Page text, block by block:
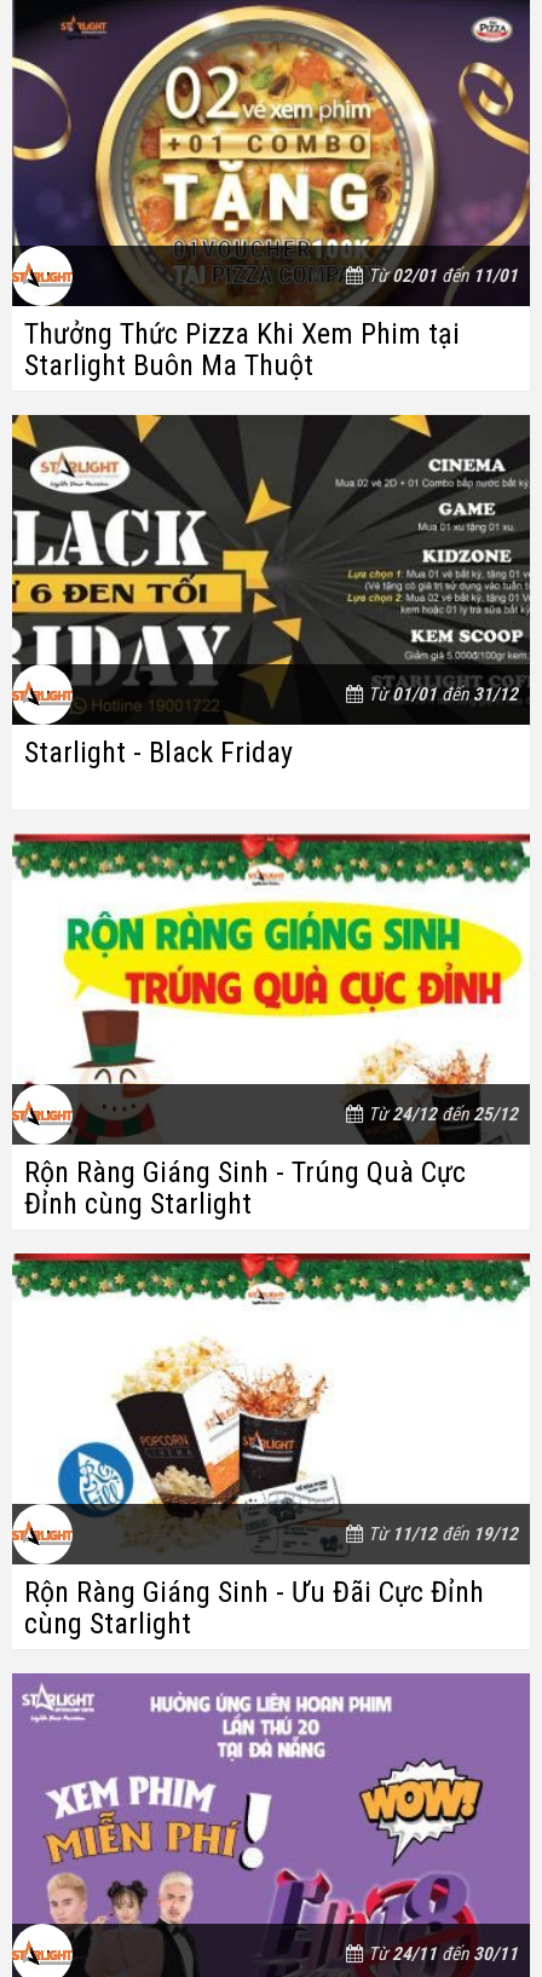
Từ02/01 đến11/01
Thưởng Thức Pizza Khi Xem Phim tại
Starlight Buôn Ma Thuột
Từ01/01đến31/12
Starlight - Black Friday
Từ24/12đến25/12
Rộn Ràng Giáng Sinh - Trúng Quà Cực
Đỉnh cùng Starlight
Từ 11/12đến 19/12
Rộn Ràng Giáng Sinh - Ưu Đãi Cực Đỉnh
cùng Starlight
Từ24/11đến 30/11